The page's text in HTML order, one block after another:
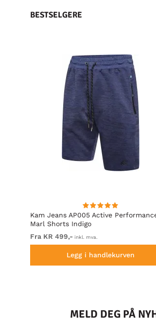
BESTSELGERE
Kam Jeans AP005 Active
Marl Shorts Indigo
Fra KR 499,- inkl. mva.
Legg i handlekurven
MELD DEG PÅ